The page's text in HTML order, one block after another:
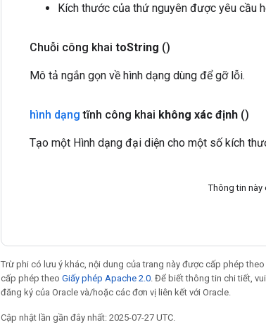
Kích thước của thứ nguyên được yêu cầu
Chuỗi công khai toString ()
Mô tả ngắn gọn về hình dạng dùng để gỡ lỗi.
hình dạng tĩnh công khai không xác định ()
Tạo một Hình dạng đại diện cho một số kích
Thông tin
Trừ phi có lưu ý khác, nội dung của trang này được cấp phép theo
cấp phép theo Giấy phép Apache 2.0 . Để biết thông tin chi tiết,
đăng ký của Oracle và/hoặc các đơn vị liên kết với Oracle.
Cập nhật lần gần đây nhất: 2025-07-27 UTC.